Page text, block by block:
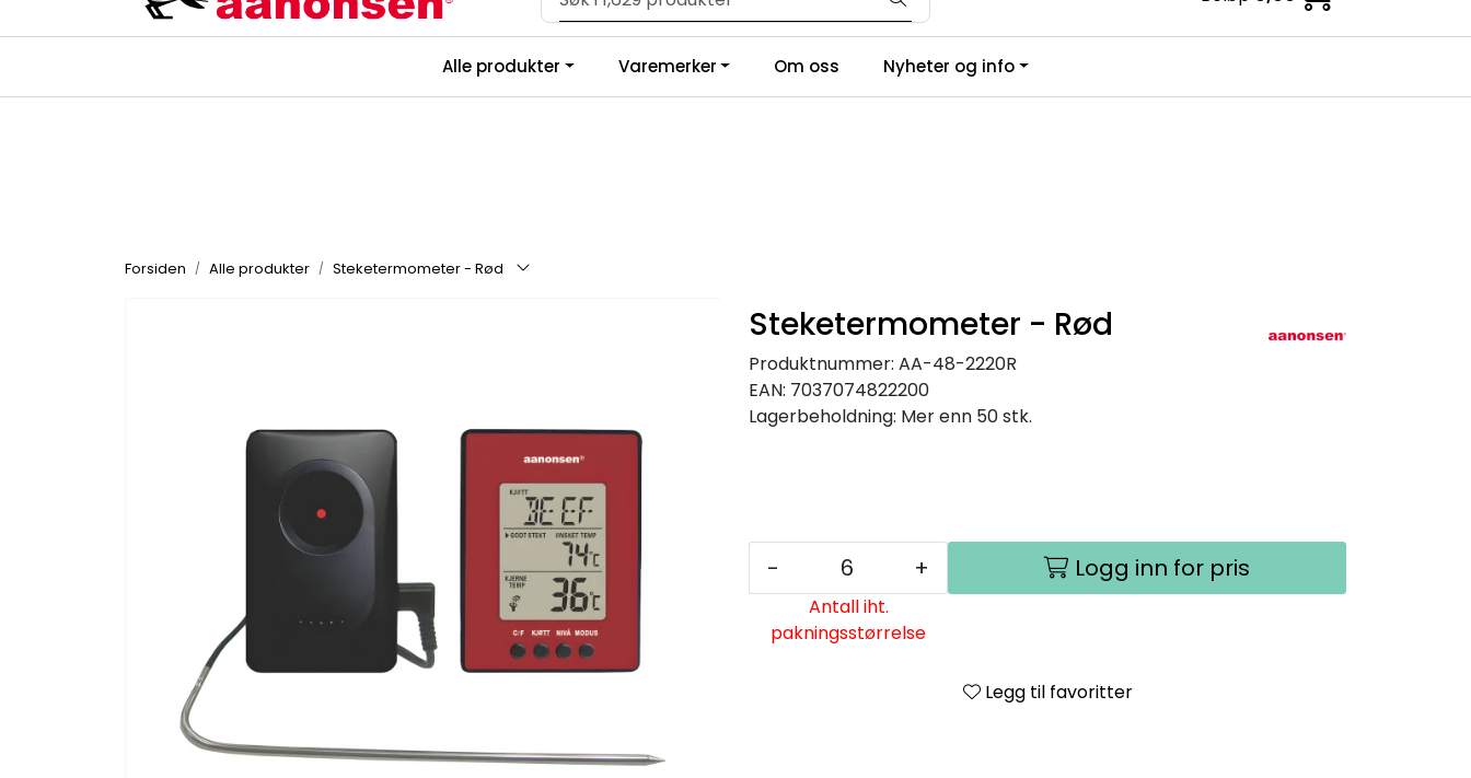
Skip to main content Velkommen til vår forhandlerportal
Alle produkter Varemerker Om oss Nyheter og info
Forsiden Alle produkter Steketermometer - Rød
Steketermometer - Rød
Produktnummer: AA-48-2220R
EAN: 7037074822200
Lagerbeholdning: Mer enn 50 stk.
- +
Antall iht.
pakningsstørrelse
Logg inn for pris
Legg til favoritter